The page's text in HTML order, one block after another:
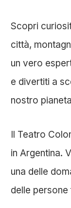
Scopri
città,
un vero
e divertiti a
nostro
Il Teatro
in Argentina.
una delle
delle persone